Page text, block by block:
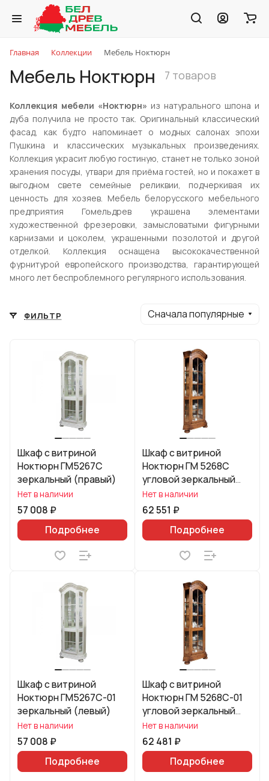
Главная Коллекции Мебель Ноктюрн
Мебель Ноктюрн 7 товаров
Коллекция мебели «Ноктюрн» из натурального шпона и
дуба получила не просто так. Оригинальный классический
фасад, как будто напоминает о модных салонах эпохи
Пушкина и классических музыкальных произведениях.
Коллекция украсит любую гостиную, станет не только зоной
хранения посуды, утвари для приёма гостей, но и покажет в
выгодном свете семейные реликвии, подчеркивая их
ценность для хозяев. Мебель белорусского мебельного
предприятия Гомельдрев украшена элементами
художественной фрезеровки, замысловатыми фигурными
карнизами и цоколем, украшенными позолотой и другой
отделкой. Коллекция оснащена высококачественной
фурнитурой европейского производства, гарантирующей
много лет беспроблемного регулярного использования.
ФИЛЬТР Сначала популярные
Шкаф с витриной
Ноктюрн ГМ5267C
зеркальный (правый)
Нет в наличии
57 008 ₽
Подробнее
Шкаф с витриной
Ноктюрн ГМ 5268С
угловой зеркальный
(правый)
Нет в наличии
62 551 ₽
Подробнее
Шкаф с витриной
Ноктюрн ГМ5267C-01
зеркальный (левый)
Нет в наличии
57 008 ₽
Подробнее
Шкаф с витриной
Ноктюрн ГМ 5268С-01
угловой зеркальный
(левый)
Нет в наличии
62 481 ₽
Подробнее